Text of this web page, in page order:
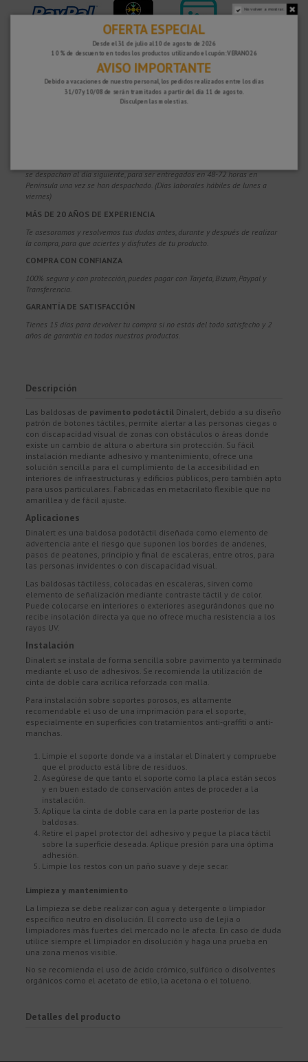
¿POR QUÉ ELEGIRNOS?
se despachan al día siguiente, para ser entregados en 48-72 horas en
Península una vez se han despachado. (Días laborales hábiles de lunes a
viernes)
MÁS DE 20 AÑOS DE EXPERIENCIA
Te asesoramos y resolvemos tus dudas antes, durante y después de realizar
la compra, para que aciertes y disfrutes de tu producto.
COMPRA CON CONFIANZA
100% segura y con protección, puedes pagar con Tarjeta, Bizum, Paypal y
Transferencia.
GARANTÍA DE SATISFACCIÓN
Tienes 15 días para devolver tu compra si no estás del todo satisfecho y 2
años de garantía en todos nuestros productos.
Descripción
Las baldosas de pavimento podotáctil Dinalert, debido a su diseño
patrón de botones táctiles, permite alertar a las personas ciegas o
con discapacidad visual de zonas con obstáculos o áreas donde
existe un cambio de altura o abertura sin protección. Su fácil
instalación mediante adhesivo y mantenimiento, ofrece una
solución sencilla para el cumplimiento de la accesibilidad en
interiores de infraestructuras y edificios públicos, pero también apto
para usos particulares. Fabricadas en metacrilato flexible que no
amarillea y de fácil ajuste.
Aplicaciones
Dinalert es una baldosa podotáctil diseñada como elemento de
advertencia ante el riesgo que suponen los bordes de andenes,
pasos de peatones, principio y final de escaleras, entre otros, para
las personas invidentes o con discapacidad visual.
Las baldosas táctiless, colocadas en escaleras, sirven como
elemento de señalización mediante contraste táctil y de color.
Puede colocarse en interiores o exteriores asegurándonos que no
recibe insolación directa ya que no ofrece mucha resistencia a los
rayos UV.
Instalación
Dinalert se instala de forma sencilla sobre pavimento ya terminado
mediante el uso de adhesivos. Se recomienda la utilización de
cinta de doble cara acrílica reforzada con malla.
Para instalación sobre soportes porosos, es altamente
recomendable el uso de una imprimación para el soporte,
especialmente en superficies con tratamientos anti-graffiti o anti-
manchas.
Limpie el soporte donde va a instalar el Dinalert y compruebe
que el producto está libre de residuos.
Asegúrese de que tanto el soporte como la placa están secos
y en buen estado de conservación antes de proceder a la
instalación.
Aplique la cinta de doble cara en la parte posterior de las
baldosas.
Retire el papel protector del adhesivo y pegue la placa táctil
sobre la superficie deseada. Aplique presión para una óptima
adhesión.
Limpie los restos con un paño suave y deje secar.
Limpieza y mantenimiento
La limpieza se debe realizar con agua y detergente o limpiador
específico neutro en disolución. El correcto uso de lejía o
limpiadores más fuertes del mercado no le afecta. En caso de duda
utilice siempre el limpiador en disolución y haga una prueba en
una zona menos visible.
No se recomienda el uso de ácido crómico, sulfúrico o disolventes
orgánicos como el acetato de etilo, la acetona o el tolueno.
Detalles del producto
No volver a mostrar.
OFERTA ESPECIAL
Desde el 31 de julio al 10 de agosto de 2026
10 % de descuento en todos los productos utilizando el cupón: VERANO26
AVISO IMPORTANTE
Debido a vacaciones de nuestro personal, los pedidos realizados entre los días
31/07 y 10/08 de serán tramitados a partir del día 11 de agosto.
Disculpen las molestias.